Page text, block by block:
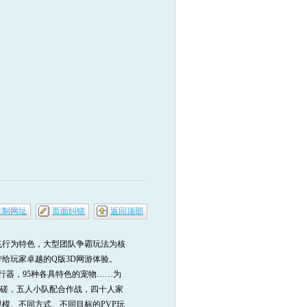
制网址 页面纠错 返回顶部
特色，大型团队争霸玩法为核
玩家卓越的Q版3D网游体验。
器，95种各具特色的宠物……为
，五人小队配合作战，四十人家
、不同方式、不同目标的PVP玩